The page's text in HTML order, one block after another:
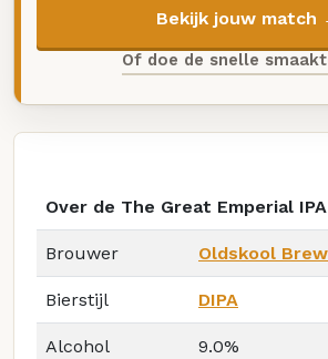
Bekijk jouw match
Of doe de snelle
Over de The Great Emperial IPA
Brouwer Oldskool
Bierstijl DIPA
Alcohol 9.0%